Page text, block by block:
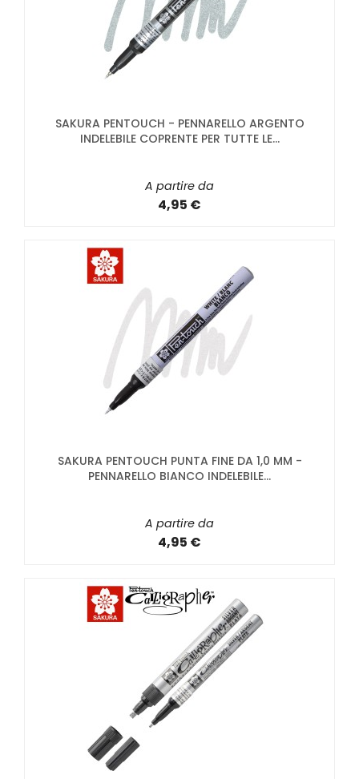
SAKURA PENTOUCH - PENNARELLO ARGENTO
INDELEBILE COPRENTE PER TUTTE LE...
A partire da
4,95 €
SAKURA PENTOUCH PUNTA FINE DA 1,0 MM -
PENNARELLO BIANCO INDELEBILE...
A partire da
4,95 €